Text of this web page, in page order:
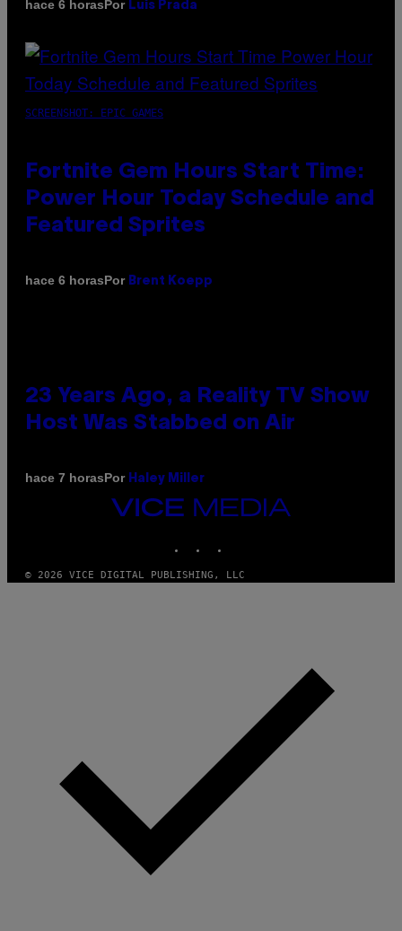
hace 6 horasPor Luis Prada
SCREENSHOT: EPIC GAMES
Fortnite Gem Hours Start Time:
Power Hour Today Schedule and
Featured Sprites
hace 6 horasPor Brent Koepp
23 Years Ago, a Reality TV Show
Host Was Stabbed on Air
hace 7 horasPor Haley Miller
VICE
MEDIA
© 2026 VICE DIGITAL PUBLISHING, LLC